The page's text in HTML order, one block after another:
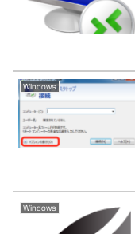
Windows
Windows